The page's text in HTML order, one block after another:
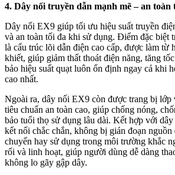
4. Dây nối truyền dẫn mạnh mẽ – an toàn
Dây nối EX9 giúp tối ưu hiệu suất truyền
và an toàn tối đa khi sử dụng. Điểm đặc biệt
là cấu trúc lõi dẫn điện cao cấp, được làm từ
khiết, giúp giảm thất thoát điện năng, tăng
bảo hiệu suất quạt luôn ổn định ngay cả khi
cao nhất.
Ngoài ra, dây nối EX9 còn được trang bị lớp
tiêu chuẩn an toàn cao, giúp chống nóng,
bảo tuổi thọ sử dụng lâu dài. Kết hợp với
kết nối chắc chắn, không bị gián đoạn
chuyển hay sử dụng trong môi trường khắc
rối và linh hoạt, giúp người dùng dễ dàng
không lo gãy gập dây.